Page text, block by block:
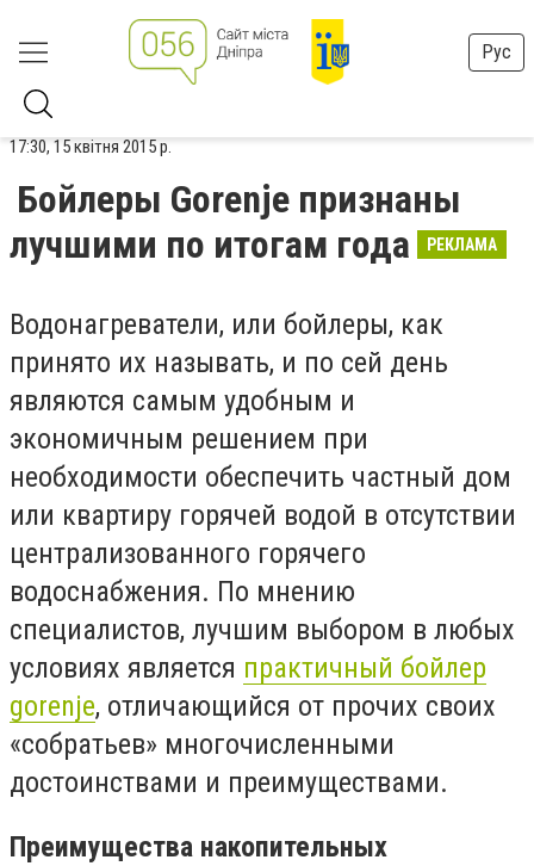
Рус
17:30, 15 квітня 2015 р.
Бойлеры Gorenje признаны
лучшими по итогам года
РЕКЛАМА
Водонагреватели, или бойлеры, как
принято их называть, и по сей день
являются самым удобным и
экономичным решением при
необходимости обеспечить частный дом
или квартиру горячей водой в отсутствии
централизованного горячего
водоснабжения. По мнению
специалистов, лучшим выбором в любых
условиях является практичный бойлер
gorenje, отличающийся от прочих своих
«собратьев» многочисленными
достоинствами и преимуществами.
Преимущества накопительных